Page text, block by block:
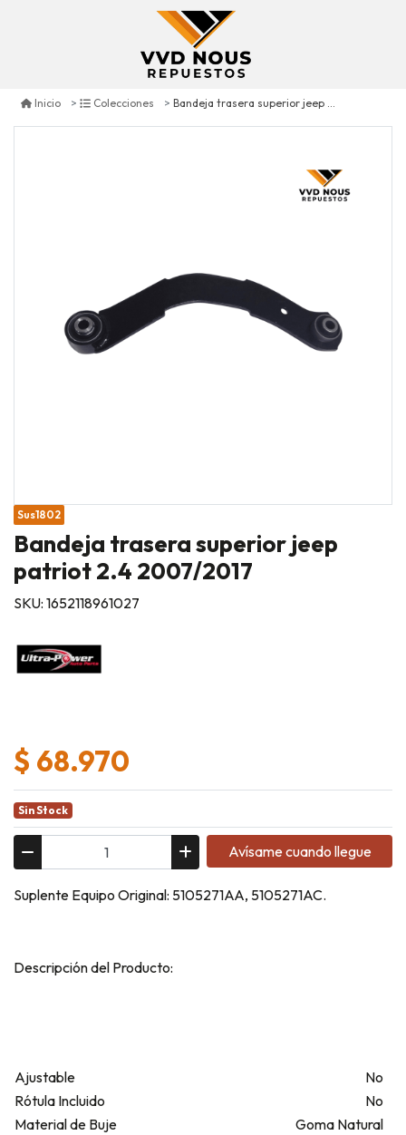
Inicio Colecciones Bandeja trasera superior jeep patriot 2.4 2007/2017
Sus1802
Bandeja trasera superior jeep
patriot 2.4 2007/2017
SKU: 1652118961027
$ 68.970
Sin Stock
Avísame cuando llegue
Suplente Equipo Original: 5105271AA, 5105271AC.
Descripción del Producto:
Ajustable
No
Rótula Incluido
No
Material de Buje
Goma Natural